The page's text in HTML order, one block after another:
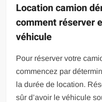
Location camion
comment réserver
véhicule
Pour réserver votre
commencez par
la durée de location.
sûr d’avoir le véhicule